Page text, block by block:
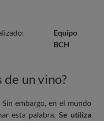
Equipo
BCH
de un vino?
embargo, en el mundo
esta palabra. Se utiliza